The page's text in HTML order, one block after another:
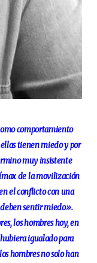
comportamiento
tienen miedo y por
muy insistente
de la movilización
el conflicto con una
sentir miedo».
los hombres hoy, en
igualado para
hombres no solo han